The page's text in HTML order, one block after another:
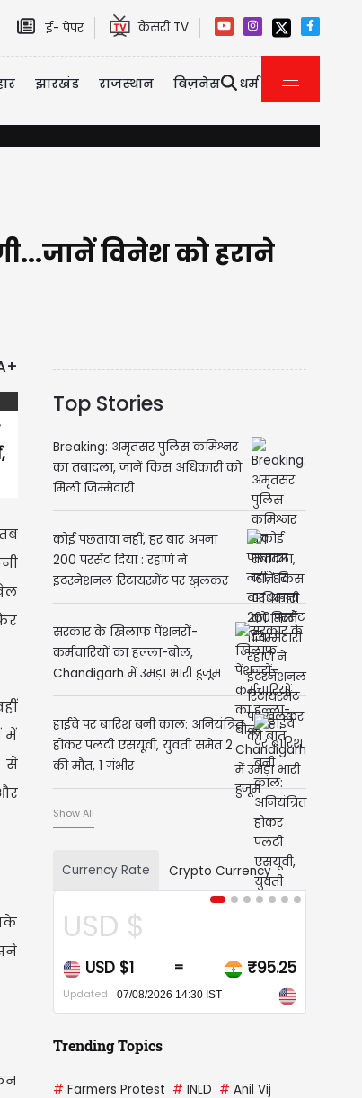
ई- पेपर केसरी TV
झारखंड राजस्थान बिज़नेस धर्म
विनेश को हराने
में
से
Top Stories
Breaking: अमृतसर पुलिस कमिश्नर
का तबादला, जानें किस अधिकारी को
मिली जिम्मेदारी
कोई पछतावा नहीं, हर बार अपना
200 परसेंट दिया : रहाणे ने
इंटरनेशनल रिटायरमेंट पर खुलकर
की बात
सरकार के खिलाफ पेंशनरों-
कर्मचारियों का हल्ला-बोल,
Chandigarh में उमड़ा भारी हुजूम
हाईवे पर बारिश बनी काल: अनियंत्रित
होकर पलटी एसयूवी, युवती समेत 2
की मौत, 1 गंभीर
Show All
Currency Rate Crypto Currency
$
= ₹95.25
07/08/2026 14:30 IST
CAD $1
Updated 07/08/2026
Trending Topics
# Farmers Protest # INLD # Anil Vij